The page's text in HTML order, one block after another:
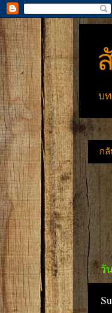
บ
ก
วั